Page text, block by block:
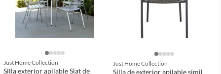
Just Home Collection
Silla exterior apilable Slat de
Just Home Collection
Silla de exterior apilable simil